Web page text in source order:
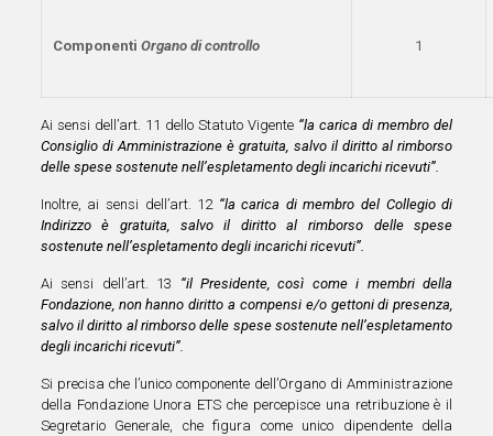
Componenti Organo di controllo 1
Ai sensi dell’art. 11 dello Statuto Vigente “la carica di membro del
Consiglio di Amministrazione è gratuita, salvo il diritto al rimborso
delle spese sostenute nell’espletamento degli incarichi ricevuti”.
Inoltre, ai sensi dell’art. 12 “la carica di membro del Collegio di
Indirizzo è gratuita, salvo il diritto al rimborso delle spese
sostenute nell’espletamento degli incarichi ricevuti”.
Ai sensi dell’art. 13 “il Presidente, così come i membri della
Fondazione, non hanno diritto a compensi e/o gettoni di presenza,
salvo il diritto al rimborso delle spese sostenute nell’espletamento
degli incarichi ricevuti”.
Si precisa che l’unico componente dell’Organo di Amministrazione
della Fondazione Unora ETS che percepisce una retribuzione è il
Segretario Generale, che figura come unico dipendente della